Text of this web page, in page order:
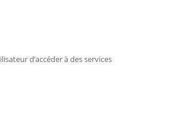
d’accéder à des services